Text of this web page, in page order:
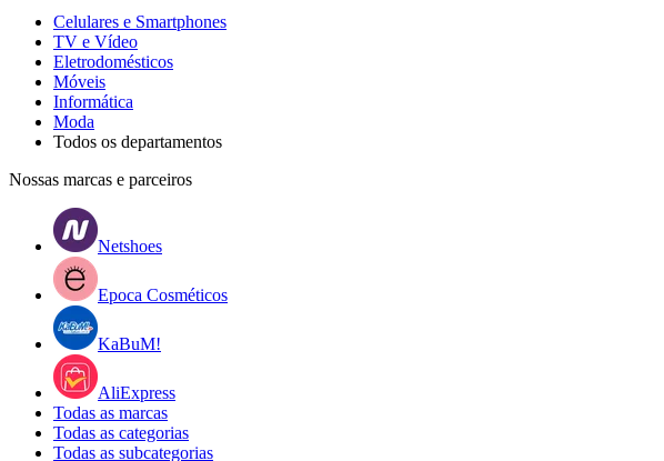
Celulares e Smartphones
TV e Vídeo
Eletrodomésticos
Móveis
Informática
Moda
Todos os departamentos
Nossas marcas e parceiros
Netshoes
Epoca Cosméticos
KaBuM!
AliExpress
Todas as marcas
Todas as categorias
Todas as subcategorias